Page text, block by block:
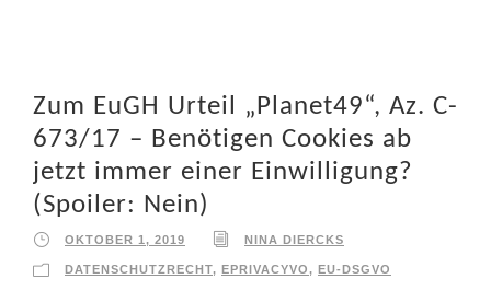
Zum EuGH Urteil „Planet49“, Az. C-
673/17 – Benötigen Cookies ab
jetzt immer einer Einwilligung?
(Spoiler: Nein)
OKTOBER 1, 2019 NINA DIERCKS
DATENSCHUTZRECHT, EPRIVACYVO, EU-DSGVO